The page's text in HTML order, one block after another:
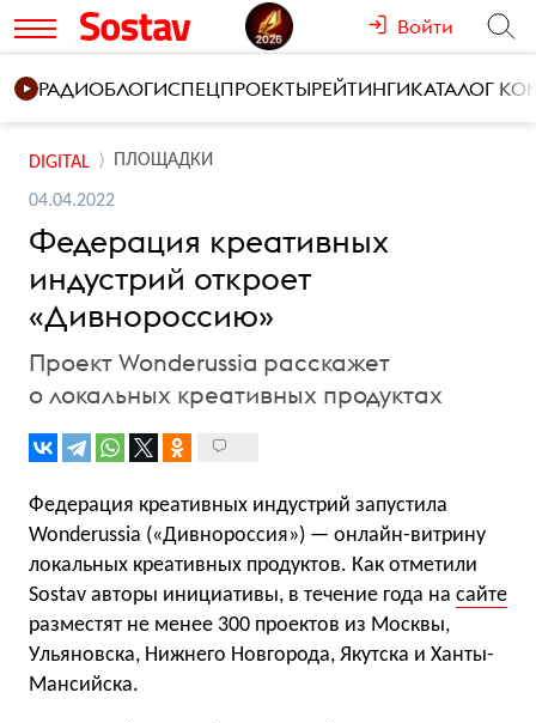
Войти
РАДИОБЛОГИСПЕЦПРОЕКТЫРЕЙТИНГИКАТАЛОГ
DIGITAL ПЛОЩАДКИ
04.04.2022
Федерация креативных
индустрий откроет
«Дивнороссию»
Проект Wonderussia расскажет
о локальных креативных продуктах
Федерация креативных индустрий запустила
Wonderussia («Дивнороссия») — онлайн-витрину
локальных креативных продуктов. Как отметили
Sostav авторы инициативы, в течение года на сайте
разместят не менее 300 проектов из Москвы,
Ульяновска, Нижнего Новгорода, Якутска и Ханты-
Мансийска.